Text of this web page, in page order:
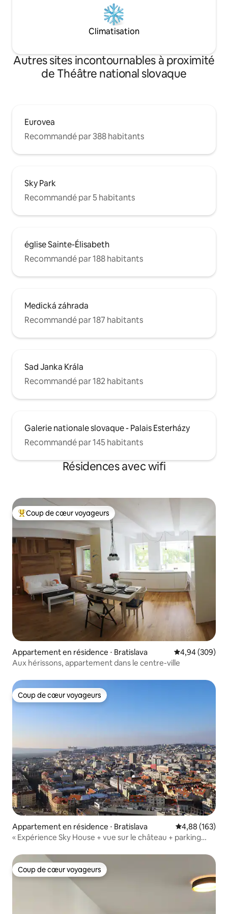
Climatisation
Autres sites incontournables à proximité
de Théâtre national slovaque
Eurovea
Recommandé par 388 habitants
Sky Park
Recommandé par 5 habitants
église Sainte-Élisabeth
Recommandé par 188 habitants
Medická záhrada
Recommandé par 187 habitants
Sad Janka Krála
Recommandé par 182 habitants
Galerie nationale slovaque - Palais Esterházy
Recommandé par 145 habitants
Résidences avec wifi
Coups de cœur voyageurs les plus appréciés
Coup de cœur voyageurs
Appartement en résidence ⋅ Bratislava Évaluation
4,94 (309)
Aux hérissons, appartement dans le centre-ville
Coup de cœur voyageurs
Coup de cœur voyageurs
Appartement en résidence ⋅ Bratislava Évaluation
4,88 (163)
« Expérience Sky House + vue sur le château + parking
Coup de cœur voyageurs
Coup de cœur voyageurs